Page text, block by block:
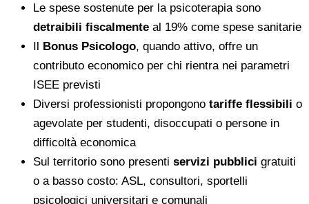
Le spese sostenute per la psicoterapia sono
detraibili fiscalmente al 19% come spese sanitarie
Il Bonus Psicologo, quando attivo, offre un
contributo economico per chi rientra nei parametri
ISEE previsti
Diversi professionisti propongono tariffe flessibili o
agevolate per studenti, disoccupati o persone in
difficoltà economica
Sul territorio sono presenti servizi pubblici gratuiti
o a basso costo: ASL, consultori, sportelli
psicologici universitari e comunali